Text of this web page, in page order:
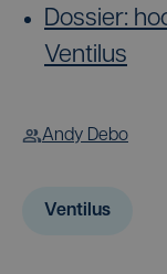
Dossier:
Ventilus
Andy Debo
Ventilus